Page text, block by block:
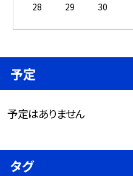
28
29 30
予定
予定はありません
タグ